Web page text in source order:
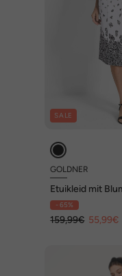
SALE
GOLDNER
Etuikleid mit
Jerseyqualität
- 65%
159,99€ 55,99€